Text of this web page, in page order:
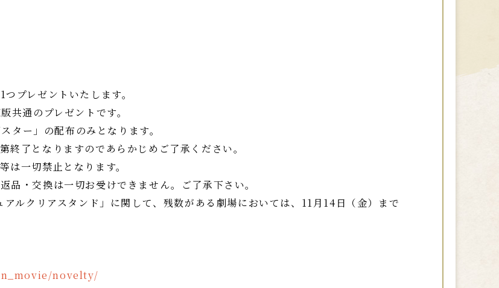
プレゼントいたします。
通のプレゼントです。
ー」の配布のみとなります。
了となりますのであらかじめご了承ください。
一切禁止となります。
・交換は一切お受けできません。ご了承下さい。
ルクリアスタンド」に関して、残数がある劇場においては、11月14日（金）まで
novelty/